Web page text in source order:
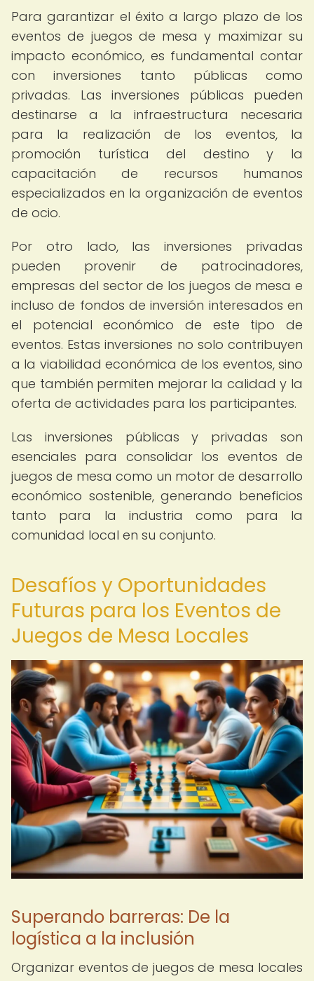
Para garantizar el éxito a largo plazo de los
eventos de juegos de mesa y maximizar su
impacto económico, es fundamental contar
con inversiones tanto públicas como
privadas. Las inversiones públicas pueden
destinarse a la infraestructura necesaria
para la realización de los eventos, la
promoción turística del destino y la
capacitación de recursos humanos
especializados en la organización de eventos
de ocio.
Por otro lado, las inversiones privadas
pueden provenir de patrocinadores,
empresas del sector de los juegos de mesa e
incluso de fondos de inversión interesados en
el potencial económico de este tipo de
eventos. Estas inversiones no solo contribuyen
a la viabilidad económica de los eventos, sino
que también permiten mejorar la calidad y la
oferta de actividades para los participantes.
Las inversiones públicas y privadas son
esenciales para consolidar los eventos de
juegos de mesa como un motor de desarrollo
económico sostenible, generando beneficios
tanto para la industria como para la
comunidad local en su conjunto.
Desafíos y Oportunidades
Futuras para los Eventos de
Juegos de Mesa Locales
Superando barreras: De la
logística a la inclusión
Organizar eventos de juegos de mesa locales